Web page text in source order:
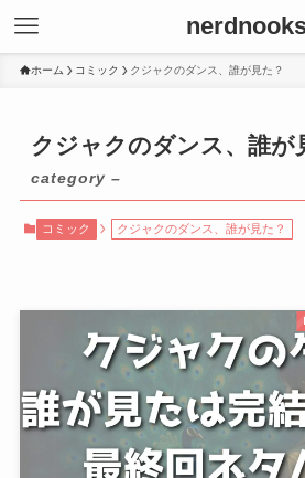
ホーム コミック クジャクのダンス、誰が見た？
クジャクのダンス、誰が
category –
コミック クジャクのダンス、誰が見た？